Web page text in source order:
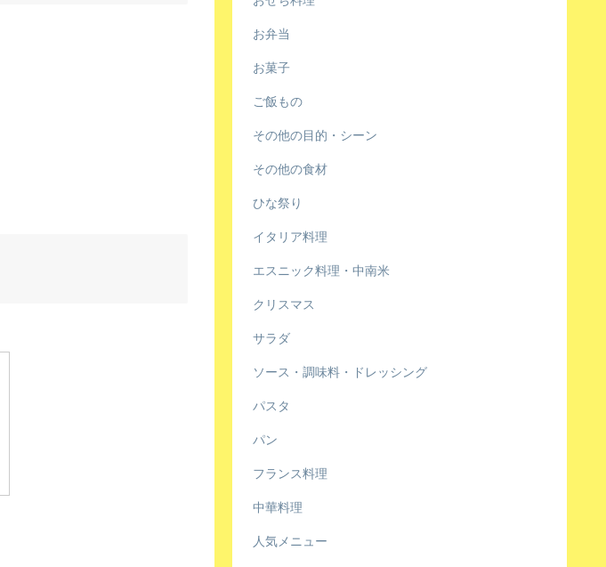
お弁当
お菓子
ご飯もの
その他の目的・シーン
その他の食材
ひな祭り
イタリア料理
エスニック料理・中南米
クリスマス
サラダ
ソース・調味料・ドレッシング
パスタ
パン
フランス料理
中華料理
人気メニュー